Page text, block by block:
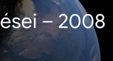
– 2008